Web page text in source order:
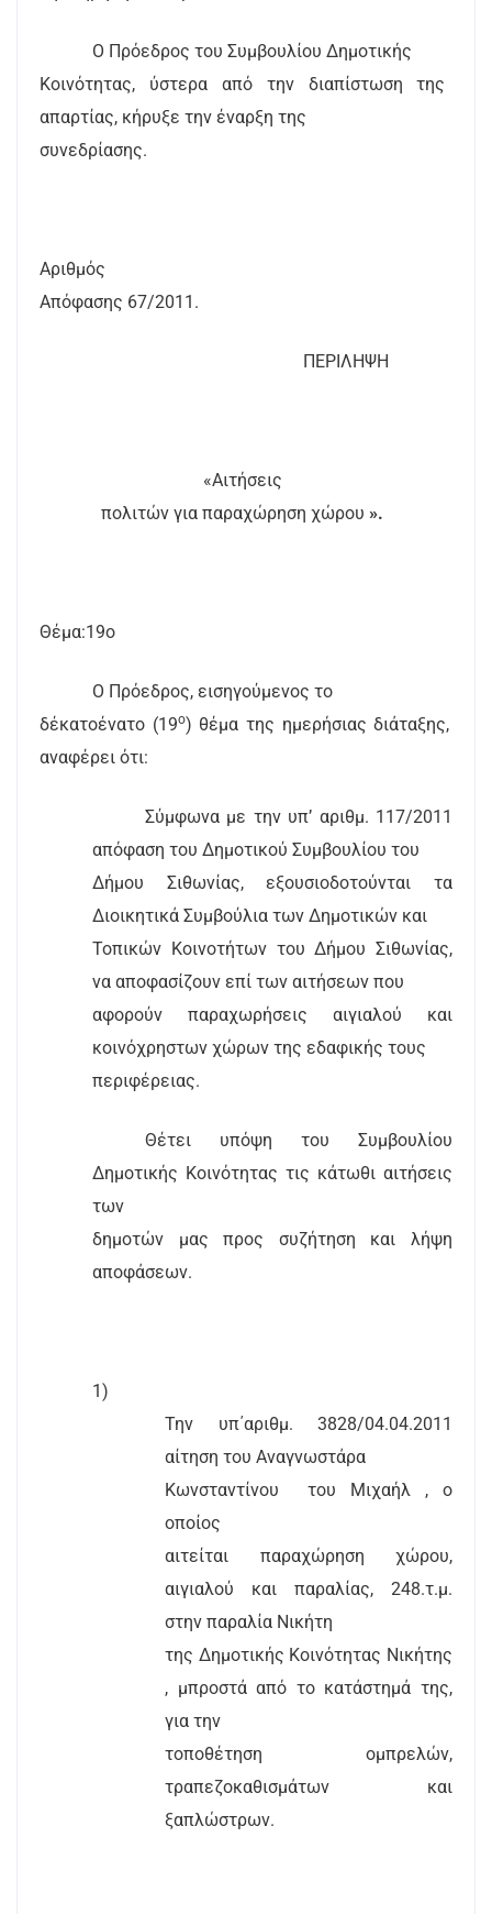
Ο Πρόεδρος του Συμβουλίου Δημοτικής
Κοινότητας, ύστερα από την διαπίστωση της
απαρτίας, κήρυξε την έναρξη της
συνεδρίασης.
Αριθμός
Απόφασης 67/2011.
ΠΕΡΙΛΗΨΗ
«Αιτήσεις
πολιτών για παραχώρηση χώρου ».
Θέμα:19ο
Ο Πρόεδρος, εισηγούμενος το
δέκατοένατο (19ο) θέμα της ημερήσιας διάταξης,
αναφέρει ότι:
Σύμφωνα με την υπ’ αριθμ. 117/2011
απόφαση του Δημοτικού Συμβουλίου του
Δήμου Σιθωνίας, εξουσιοδοτούνται τα
Διοικητικά Συμβούλια των Δημοτικών και
Τοπικών Κοινοτήτων του Δήμου Σιθωνίας,
να αποφασίζουν επί των αιτήσεων που
αφορούν παραχωρήσεις αιγιαλού και
κοινόχρηστων χώρων της εδαφικής τους
περιφέρειας.
Θέτει υπόψη του Συμβουλίου
Δημοτικής Κοινότητας τις κάτωθι αιτήσεις
των
δημοτών μας προς συζήτηση και λήψη
αποφάσεων.
1)
Την υπ΄αριθμ. 3828/04.04.2011
αίτηση του Αναγνωστάρα
Κωνσταντίνου
του Μιχαήλ , ο
οποίος
αιτείται παραχώρηση χώρου,
αιγιαλού και παραλίας, 248.τ.μ.
στην παραλία Νικήτη
της Δημοτικής Κοινότητας Νικήτης
, μπροστά από το κατάστημά της,
για την
τοποθέτηση ομπρελών,
τραπεζοκαθισμάτων και
ξαπλώστρων.